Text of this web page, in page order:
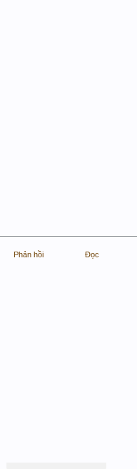
Phản hồi Đọc